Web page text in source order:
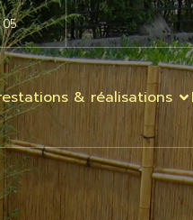
& réalisations